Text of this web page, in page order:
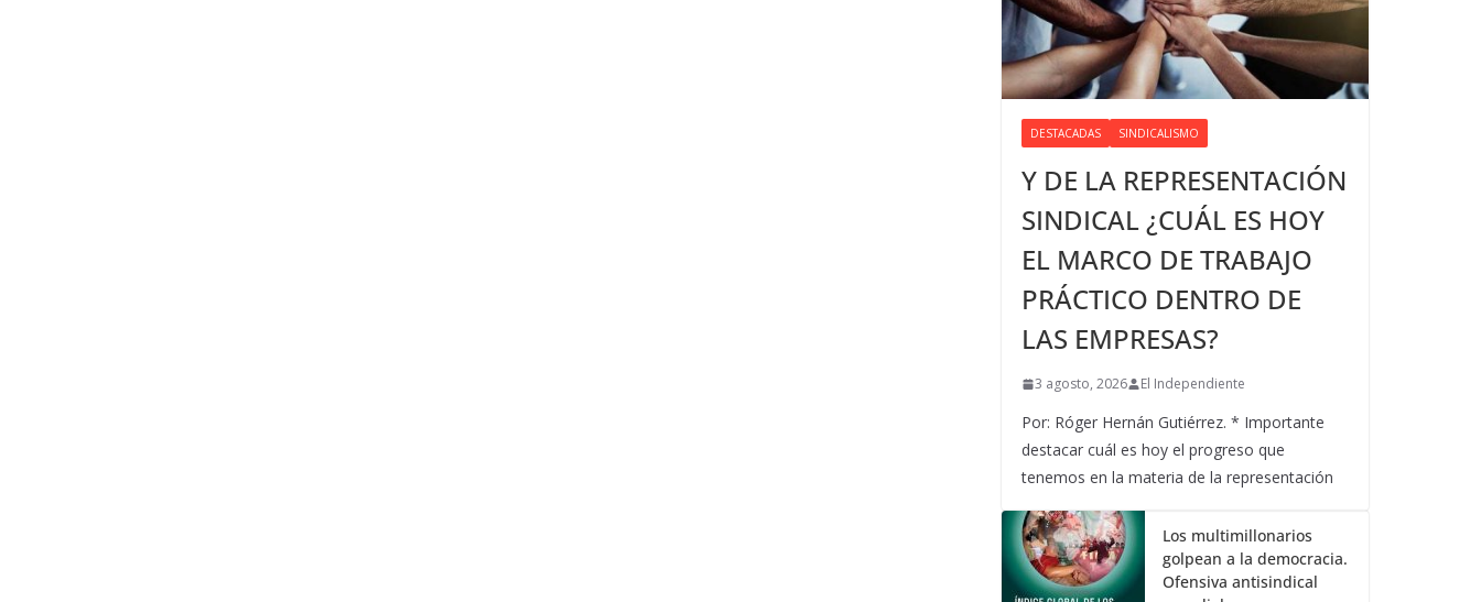
DESTACADAS SINDICALISMO
Y DE LA REPRESENTACIÓN
SINDICAL ¿CUÁL ES HOY
EL MARCO DE TRABAJO
PRÁCTICO DENTRO DE
LAS EMPRESAS?
3 agosto, 2026 El Independiente
Por: Róger Hernán Gutiérrez. * Importante
destacar cuál es hoy el progreso que
tenemos en la materia de la representación
Los multimillonarios
golpean a la democracia.
Ofensiva antisindical